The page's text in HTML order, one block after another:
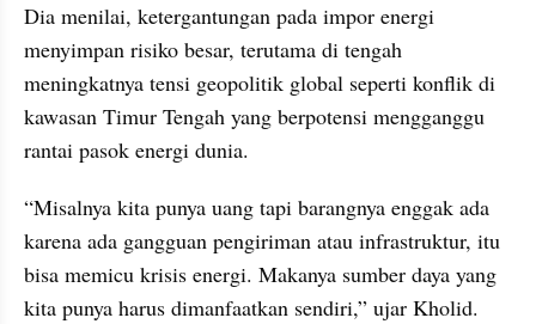
Dia menilai, ketergantungan pada impor energi
menyimpan risiko besar, terutama di tengah
meningkatnya tensi geopolitik global seperti konflik di
kawasan Timur Tengah yang berpotensi mengganggu
rantai pasok energi dunia.
“Misalnya kita punya uang tapi barangnya enggak ada
karena ada gangguan pengiriman atau infrastruktur, itu
bisa memicu krisis energi. Makanya sumber daya yang
kita punya harus dimanfaatkan sendiri,” ujar Kholid.